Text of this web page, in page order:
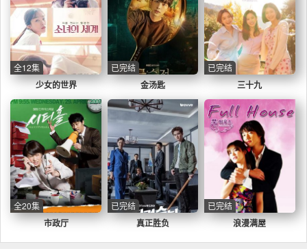
少女的世界
全12集
金汤匙
已完结
三十九
已完结
市政厅
全20集
真正胜负
已完结
浪漫满屋
已完结